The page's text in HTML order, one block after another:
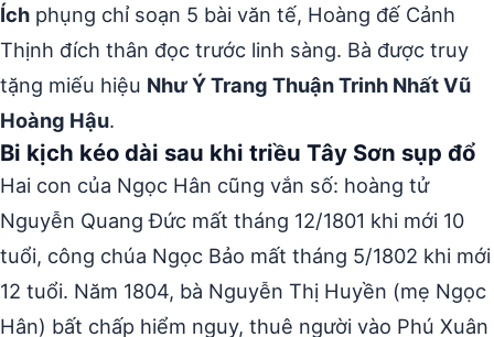
Ích phụng chỉ soạn 5 bài văn tế, Hoàng đế Cảnh
Thịnh đích thân đọc trước linh sàng. Bà được truy
tặng miếu hiệu Như Ý Trang Thuận Trinh Nhất Vũ
Hoàng Hậu.
Bi kịch kéo dài sau khi triều Tây Sơn sụp đổ
Hai con của Ngọc Hân cũng vắn số: hoàng tử
Nguyễn Quang Đức mất tháng 12/1801 khi mới 10
tuổi, công chúa Ngọc Bảo mất tháng 5/1802 khi mới
12 tuổi. Năm 1804, bà Nguyễn Thị Huyền (mẹ Ngọc
Hân) bất chấp hiểm nguy, thuê người vào Phú Xuân